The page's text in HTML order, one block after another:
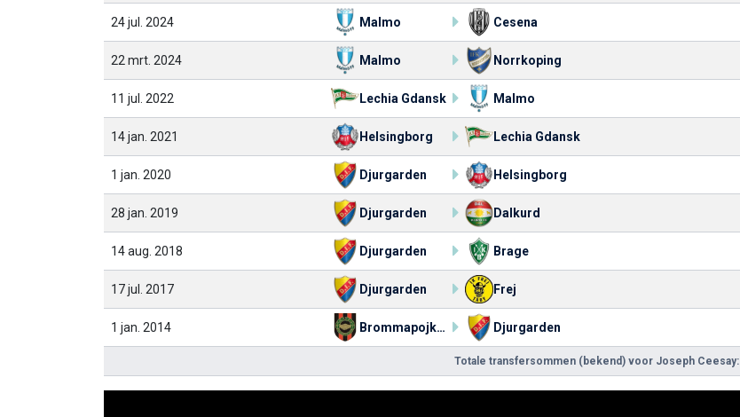
24 jul. 2024 Malmo Cesena
22 mrt. 2024 Malmo Norrkoping
11 jul. 2022 Lechia Gdansk Malmo
14 jan. 2021 Helsingborg Lechia Gdansk
1 jan. 2020 Djurgarden Helsingborg
28 jan. 2019 Djurgarden Dalkurd
14 aug. 2018 Djurgarden Brage
17 jul. 2017 Djurgarden Frej
1 jan. 2014 Brommapojkarna Djurgarden
Totale transfersommen (bekend) voor Joseph Ceesay: